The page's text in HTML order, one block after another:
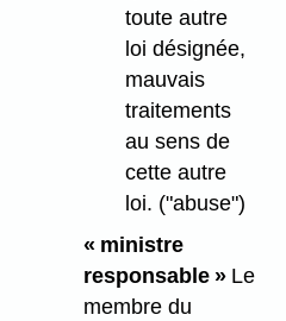
toute autre
loi désignée,
mauvais
traitements
au sens de
cette autre
loi. ("abuse")
« ministre
responsable »Le
membre du